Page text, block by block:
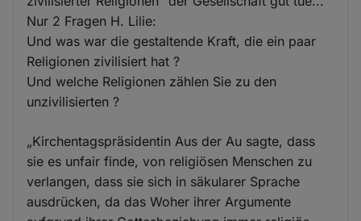
Nur 2 Fragen H. Lilie:
Und was war die gestaltende Kraft, die ein paar
Religionen zivilisiert hat ?
Und welche Religionen zählen Sie zu den
unzivilisierten ?
„Kirchentagspräsidentin Aus der Au sagte, dass
sie es unfair finde, von religiösen Menschen zu
verlangen, dass sie sich in säkularer Sprache
ausdrücken, da das Woher ihrer Argumente